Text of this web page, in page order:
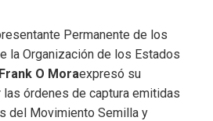
Permanente de los
la Organización de los Estados
Frank O Moraexpresó su
las órdenes de captura emitidas
del Movimiento Semilla y